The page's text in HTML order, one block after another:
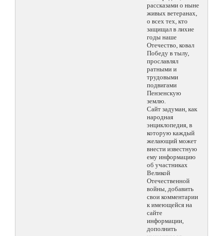
рассказами о ныне
живых ветеранах,
о всех тех, кто
защищал в лихие
годы наше
Отечество, ковал
Победу в тылу,
прославлял
ратными и
трудовыми
подвигами
Пензенскую
землю.
Сайт задуман, как
народная
энциклопедия, в
которую каждый
желающий может
внести известную
ему информацию
об участниках
Великой
Отечественной
войны, добавить
свои комментарии
к имеющейся на
сайте
информации,
дополнить